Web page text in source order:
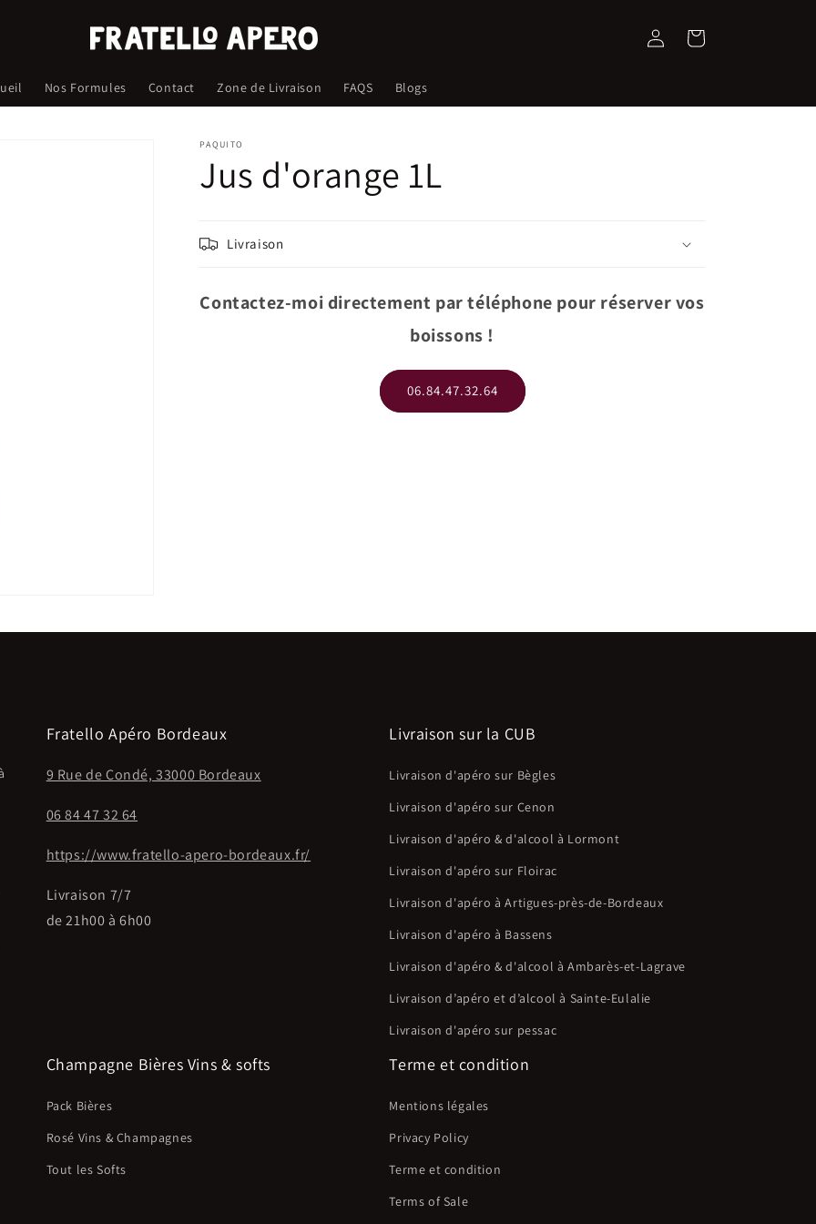
Nos Formules Contact Zone de Livraison FAQS Blogs
Connexion Panier
PAQUITO
Jus d'orange 1L
Livraison
Contactez-moi directement par téléphone pour réserver vos
boissons !
06.84.47.32.64
Fratello Apéro Bordeaux
9 Rue de Condé, 33000 Bordeaux
06 84 47 32 64
https://www.fratello-apero-bordeaux.fr/
Livraison 7/7
de 21h00 à 6h00
Livraison sur la CUB
Livraison d'apéro sur Bègles
Livraison d'apéro sur Cenon
Livraison d'apéro & d'alcool à Lormont
Livraison d'apéro sur Floirac
Livraison d'apéro à Artigues-près-de-Bordeaux
Livraison d'apéro à Bassens
Livraison d'apéro & d'alcool à Ambarès-et-Lagrave
Livraison d’apéro et d’alcool à Sainte-Eulalie
Livraison d'apéro sur pessac
Champagne Bières Vins & softs
Pack Bières
Rosé Vins & Champagnes
Tout les Softs
Terme et condition
Mentions légales
Privacy Policy
Terme et condition
Terms of Sale